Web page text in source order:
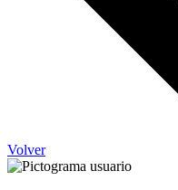
Volver